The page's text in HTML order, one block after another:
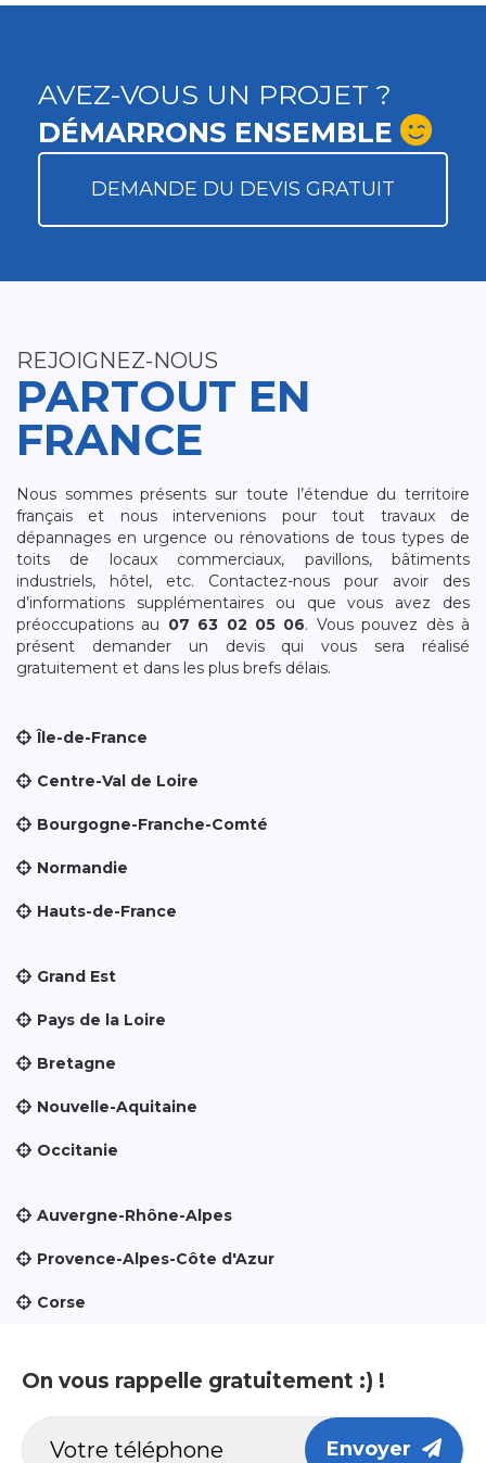
AVEZ-VOUS UN PROJET ?
DÉMARRONS ENSEMBLE
DEMANDE DU DEVIS GRATUIT
REJOIGNEZ-NOUS
PARTOUT EN
FRANCE
Nous sommes présents sur toute l’étendue du territoire
français et nous intervenions pour tout travaux de
dépannages en urgence ou rénovations de tous types de
toits de locaux commerciaux, pavillons, bâtiments
industriels, hôtel, etc. Contactez-nous pour avoir des
d’informations supplémentaires ou que vous avez des
préoccupations au 07 63 02 05 06. Vous pouvez dès à
présent demander un devis qui vous sera réalisé
gratuitement et dans les plus brefs délais.
Île-de-France
Centre-Val de Loire
Bourgogne-Franche-Comté
Normandie
Hauts-de-France
Grand Est
Pays de la Loire
Bretagne
Nouvelle-Aquitaine
Occitanie
Auvergne-Rhône-Alpes
Provence-Alpes-Côte d'Azur
Corse
On vous rappelle gratuitement :) !
Envoyer